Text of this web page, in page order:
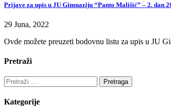
Prijave za upis u JU Gimnaziju “Panto Mališić” – 2. dan
29 Juna, 2022
Ovde možete preuzeti bodovnu listu za upis u JU
Pretraži
Pretraga:
Kategorije